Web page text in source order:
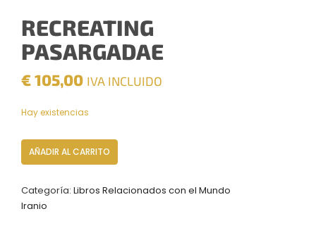
RECREATING
PASARGADAE
€105,00 IVA INCLUIDO
Hay existencias
Recreating
pasargadae
AÑADIR AL CARRITO
Categoría: Libros Relacionados con el Mundo
Iranio